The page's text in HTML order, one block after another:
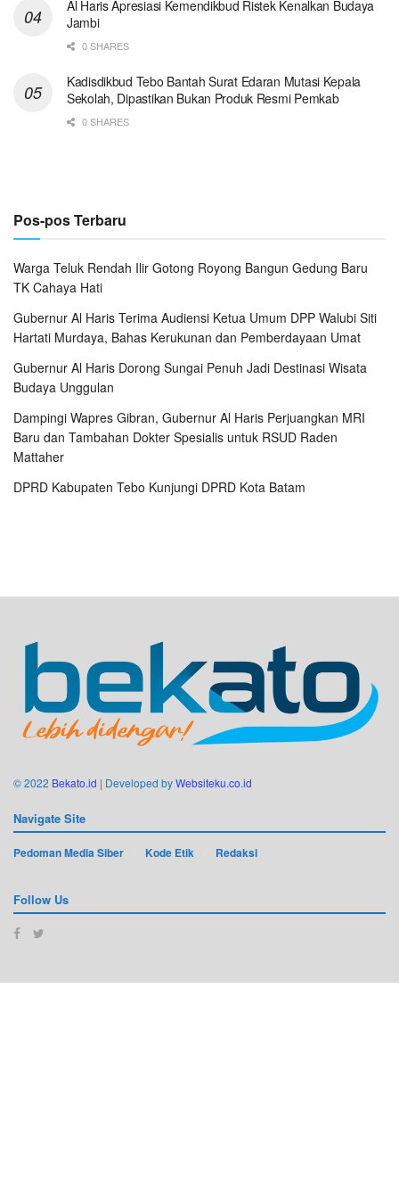
Al Haris Apresiasi Kemendikbud Ristek Kenalkan Budaya
Jambi
0 SHARES
Kadisdikbud Tebo Bantah Surat Edaran Mutasi Kepala
Sekolah, Dipastikan Bukan Produk Resmi Pemkab
0 SHARES
Pos-pos Terbaru
Warga Teluk Rendah Ilir Gotong Royong Bangun Gedung Baru
TK Cahaya Hati ‎
Gubernur Al Haris Terima Audiensi Ketua Umum DPP Walubi Siti
Hartati Murdaya, Bahas Kerukunan dan Pemberdayaan Umat
Gubernur Al Haris Dorong Sungai Penuh Jadi Destinasi Wisata
Budaya Unggulan ‎
Dampingi Wapres Gibran, Gubernur Al Haris Perjuangkan MRI
Baru dan Tambahan Dokter Spesialis untuk RSUD Raden
Mattaher
DPRD Kabupaten Tebo Kunjungi DPRD Kota Batam
© 2022 Bekato.id | Developed byWebsiteku.co.id
Navigate Site
Pedoman Media Siber Kode Etik Redaksi
Follow Us